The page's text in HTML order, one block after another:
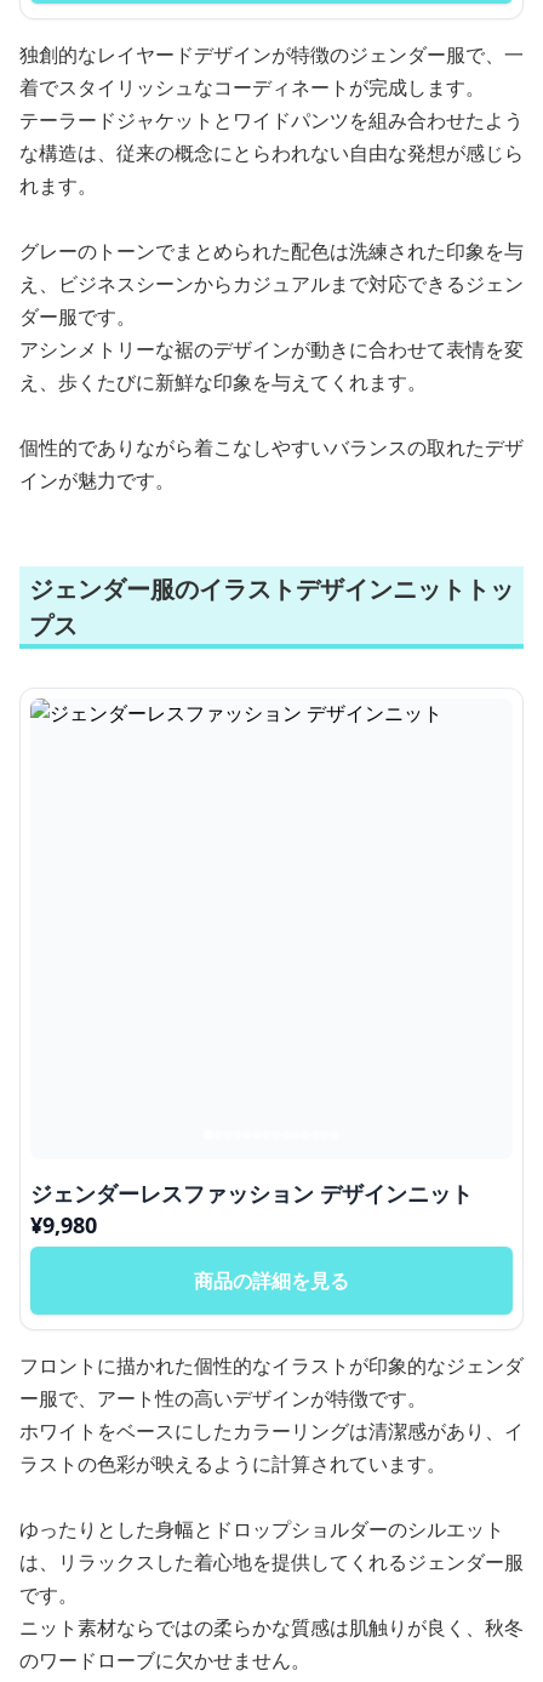
独創的なレイヤードデザインが特徴のジェンダー服で、一
着でスタイリッシュなコーディネートが完成します。
テーラードジャケットとワイドパンツを組み合わせたよう
な構造は、従来の概念にとらわれない自由な発想が感じら
れます。
グレーのトーンでまとめられた配色は洗練された印象を与
え、ビジネスシーンからカジュアルまで対応できるジェン
ダー服です。
アシンメトリーな裾のデザインが動きに合わせて表情を変
え、歩くたびに新鮮な印象を与えてくれます。
個性的でありながら着こなしやすいバランスの取れたデザ
インが魅力です。
ジェンダー服のイラストデザインニットトッ
プス
ジェンダーレスファッション デザインニット
¥9,980
商品の詳細を見る
フロントに描かれた個性的なイラストが印象的なジェンダ
ー服で、アート性の高いデザインが特徴です。
ホワイトをベースにしたカラーリングは清潔感があり、イ
ラストの色彩が映えるように計算されています。
ゆったりとした身幅とドロップショルダーのシルエット
は、リラックスした着心地を提供してくれるジェンダー服
です。
ニット素材ならではの柔らかな質感は肌触りが良く、秋冬
のワードローブに欠かせません。